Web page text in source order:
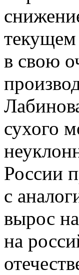
текущем
в свою
сухого
России
с
вырос
на